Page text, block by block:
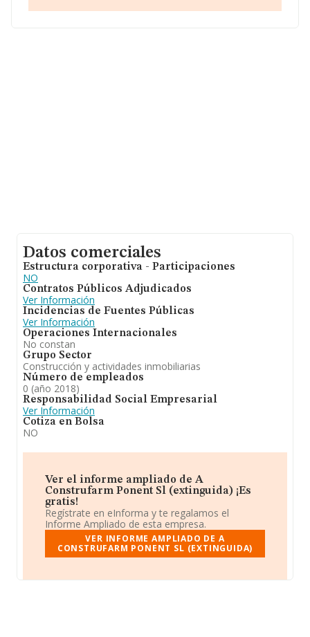
ventas en el año 2018 de 33 millones de euros. Por
Datos comerciales
Estructura corporativa - Participaciones
NO
Contratos Públicos Adjudicados
Ver Información
Incidencias de Fuentes Públicas
Ver Información
Operaciones Internacionales
No constan
Grupo Sector
Construcción y actividades inmobiliarias
Número de empleados
0 (año 2018)
Responsabilidad Social Empresarial
Ver Información
Cotiza en Bolsa
NO
Ver el informe ampliado de A
Construfarm Ponent Sl (extinguida) ¡Es
gratis!
Regístrate en eInforma y te regalamos el
Informe Ampliado de esta empresa.
VER INFORME AMPLIADO DE A
CONSTRUFARM PONENT SL (EXTINGUIDA)